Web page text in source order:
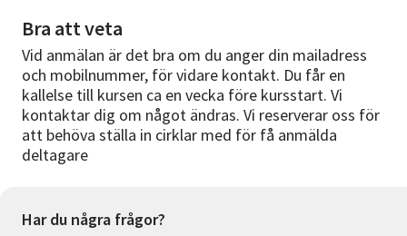
Bra att veta
Vid anmälan är det bra om du anger din mailadress
och mobilnummer, för vidare kontakt. Du får en
kallelse till kursen ca en vecka före kursstart. Vi
kontaktar dig om något ändras. Vi reserverar oss för
att behöva ställa in cirklar med för få anmälda
deltagare
Har du några frågor?